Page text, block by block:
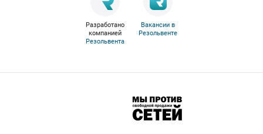
Разработано
компанией
Резольвента
Вакансии в
Резольвенте